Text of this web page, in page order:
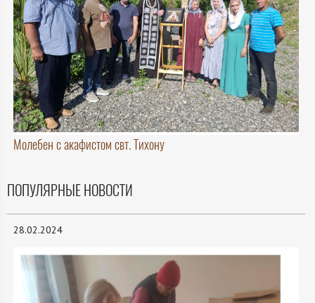
Молебен с акафистом свт. Тихону
ПОПУЛЯРНЫЕ НОВОСТИ
28.02.2024